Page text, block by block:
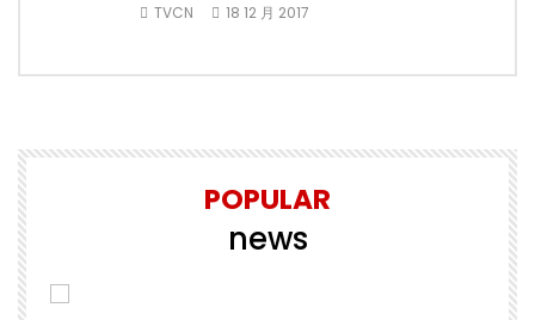
TVCN 18 12 月 2017
POPULAR
news